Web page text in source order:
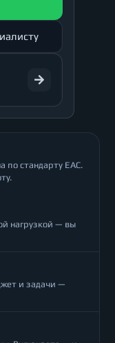
по стандарту ЕАС.
нагрузкой — вы
и задачи —